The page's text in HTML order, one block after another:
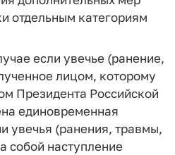
отдельным категориям
если увечье (ранение,
лицом, которому
Президента Российской
единовременная
увечья (ранения, травмы,
собой наступление